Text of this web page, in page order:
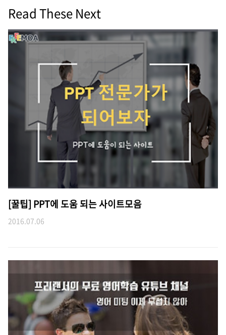
Read These Next
[꿀팁] PPT에 도움 되는 사이트모음
2016.07.06